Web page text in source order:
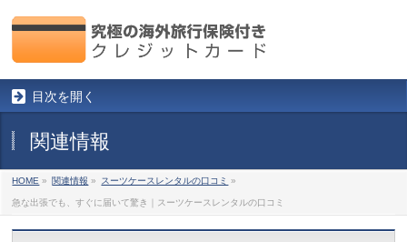
目次を開く
関連情報
HOME » 関連情報 » スーツケースレンタルの口コミ »
急な出張でも、すぐに届いて驚き｜スーツケースレンタルの口コミ